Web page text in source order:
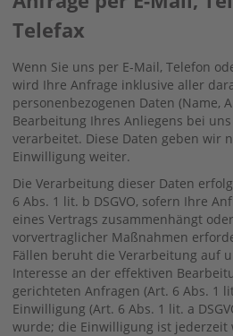
Telefax
Wenn Sie uns per E-Mail, Telefon
wird Ihre Anfrage inklusive aller
personenbezogenen Daten (Name,
Bearbeitung Ihres Anliegens bei
verarbeitet. Diese Daten geben wir
Einwilligung weiter.
Die Verarbeitung dieser Daten
6 Abs. 1 lit. b DSGVO, sofern Ihre
eines Vertrags zusammenhängt
vorvertraglicher Maßnahmen
Fällen beruht die Verarbeitung auf
Interesse an der effektiven
gerichteten Anfragen (Art. 6 Abs. 1
Einwilligung (Art. 6 Abs. 1 lit. a
wurde; die Einwilligung ist